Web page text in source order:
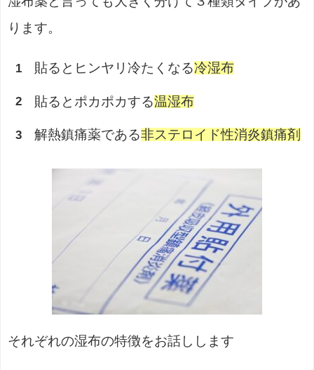
ります。
貼るとヒンヤリ冷たくなる冷湿布
貼るとポカポカする温湿布
解熱鎮痛薬である非ステロイド性消炎鎮痛剤
それぞれの湿布の特徴をお話しします